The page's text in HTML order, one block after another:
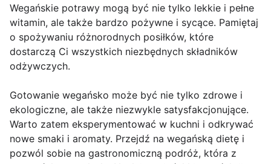
Wegańskie potrawy mogą być nie tylko lekkie i pełne
witamin, ale także bardzo pożywne i sycące. Pamiętaj
o spożywaniu różnorodnych posiłków, które
dostarczą Ci wszystkich niezbędnych składników
odżywczych.
Gotowanie wegańsko może być nie tylko zdrowe i
ekologiczne, ale także niezwykle satysfakcjonujące.
Warto zatem eksperymentować w kuchni i odkrywać
nowe smaki i aromaty. Przejdź na wegańską dietę i
pozwól sobie na gastronomiczną podróż, która z